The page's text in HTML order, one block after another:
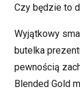
Czy będzie to
Wyjątkowy
butelka
pewnością
Blended Gold